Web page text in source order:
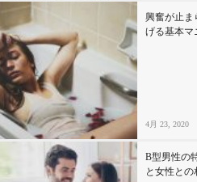
心の処方箋
カルチャー・トレンド・芸能
驚き
興奮が止ま
げる基本マ
4月 23, 2020
B型男性の
と女性との